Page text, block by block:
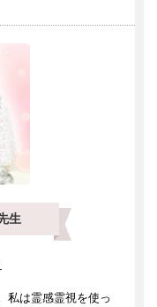
生
私は霊感霊視を使っ